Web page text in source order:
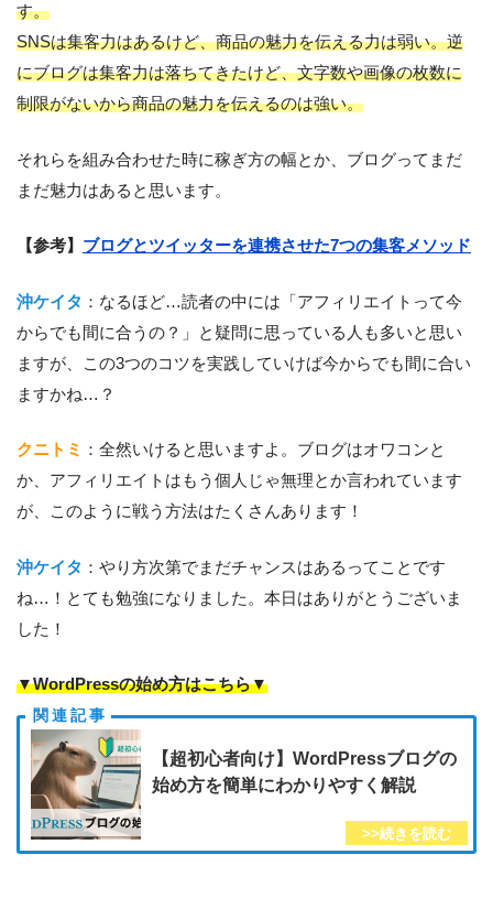
す。
SNSは集客力はあるけど、商品の魅力を伝える力は弱い。逆
にブログは集客力は落ちてきたけど、文字数や画像の枚数に
制限がないから商品の魅力を伝えるのは強い。
それらを組み合わせた時に稼ぎ方の幅とか、ブログってまだ
まだ魅力はあると思います。
【参考】 ブログとツイッターを連携させた7つの集客メソッド
沖ケイタ ：なるほど…読者の中には「アフィリエイトって今
からでも間に合うの？」と疑問に思っている人も多いと思い
ますが、この3つのコツを実践していけば今からでも間に合い
ますかね…？
クニトミ ：全然いけると思いますよ。ブログはオワコンと
か、アフィリエイトはもう個人じゃ無理とか言われています
が、このように戦う方法はたくさんあります！
沖ケイタ ：やり方次第でまだチャンスはあるってことです
ね…！とても勉強になりました。本日はありがとうございま
した！
▼WordPressの始め方はこちら▼
【超初心者向け】WordPressブログの
始め方を簡単にわかりやすく解説